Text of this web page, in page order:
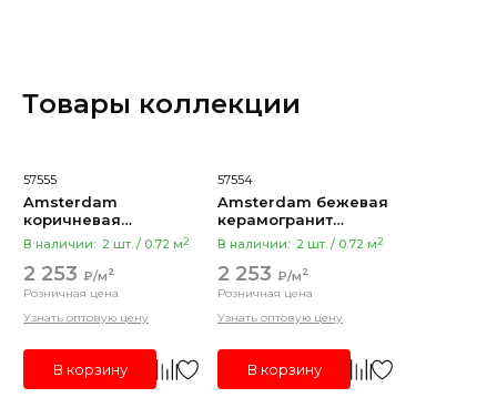
Товары коллекции
57555
Amsterdam
коричневая
керамогранит
В наличии: 2 шт. / 0.72 м2
2 253 ₽/м2
Розничная цена
Узнать оптовую цену
В корзину
57554
Amsterdam бежевая
керамогранит
600*1200
В наличии: 2 шт. / 0.72 м2
2 253 ₽/м2
Розничная цена
Узнать оптовую цену
В корзину